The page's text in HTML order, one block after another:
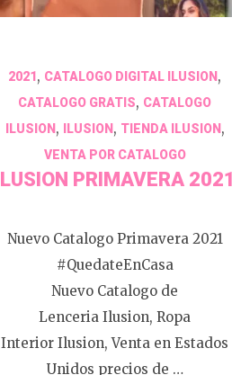
2021, CATALOGO DIGITAL ILUSION ,
CATALOGO GRATIS, CATALOGO
ILUSION, ILUSION, TIENDA ILUSION,
VENTA POR CATALOGO
ILUSION PRIMAVERA 2021
Nuevo Catalogo Primavera 2021
#QuedateEnCasa
Nuevo Catalogo de
Lenceria Ilusion, Ropa
Interior Ilusion, Venta en Estados
Unidos precios de …